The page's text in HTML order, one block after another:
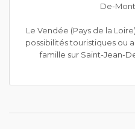
De-
Le Vendée (Pays de la
possibilités touristiques ou
famille sur Saint-Jean-